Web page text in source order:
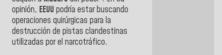
opinión, EEUU podría estar buscando
operaciones quirúrgicas para la
destrucción de pistas clandestinas
utilizadas por el narcotráfico.